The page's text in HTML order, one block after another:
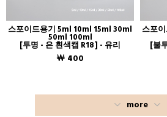
스포이드용기 5ml 10ml 15ml 30ml
50ml 100ml
[투명 - 은 흰색캡 R18] - 유리
￦ 400
스포
[불
more